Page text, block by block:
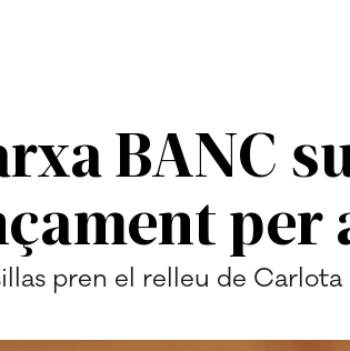
BANC
per
pren el relleu de